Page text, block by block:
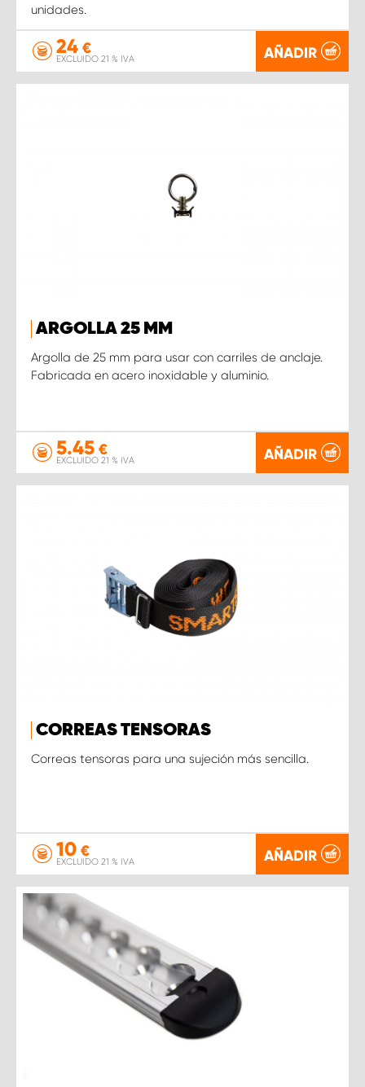
unidades.
24 €
EXCLUIDO 21 % IVA AÑADIR
ARGOLLA 25 MM
Argolla de 25 mm para usar con carriles de anclaje.
Fabricada en acero inoxidable y aluminio.
5.45 €
EXCLUIDO 21 % IVA AÑADIR
CORREAS TENSORAS
Correas tensoras para una sujeción más sencilla.
10 €
EXCLUIDO 21 % IVA AÑADIR